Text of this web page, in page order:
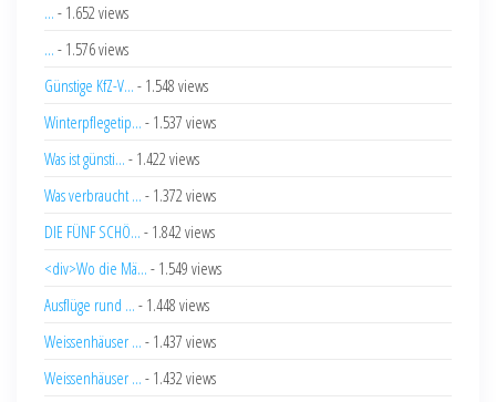
... - 1.652 views
... - 1.576 views
Günstige KfZ-V... - 1.548 views
Winterpflegetip... - 1.537 views
Was ist günsti... - 1.422 views
Was verbraucht ... - 1.372 views
DIE FÜNF SCHÖ... - 1.842 views
<div>Wo die Mä... - 1.549 views
Ausflüge rund ... - 1.448 views
Weissenhäuser ... - 1.437 views
Weissenhäuser ... - 1.432 views